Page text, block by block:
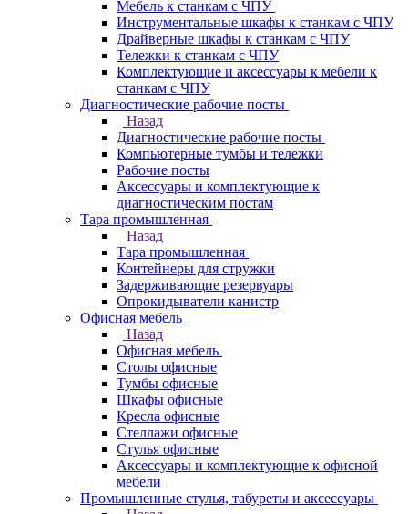
Мебель к станкам с ЧПУ
Инструментальные шкафы к станкам с ЧПУ
Драйверные шкафы к станкам с ЧПУ
Тележки к станкам с ЧПУ
Комплектующие и аксессуары к мебели к
станкам с ЧПУ
Диагностические рабочие посты
Назад
Диагностические рабочие посты
Компьютерные тумбы и тележки
Рабочие посты
Аксессуары и комплектующие к
диагностическим постам
Тара промышленная
Назад
Тара промышленная
Контейнеры для стружки
Задерживающие резервуары
Опрокидыватели канистр
Офисная мебель
Назад
Офисная мебель
Столы офисные
Тумбы офисные
Шкафы офисные
Кресла офисные
Стеллажи офисные
Стулья офисные
Аксессуары и комплектующие к офисной
мебели
Промышленные стулья, табуреты и аксессуары